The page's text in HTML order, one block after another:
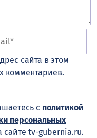
сайта в этом
комментариев.
с политикой
персональных
сайте tv-gubernia.ru.